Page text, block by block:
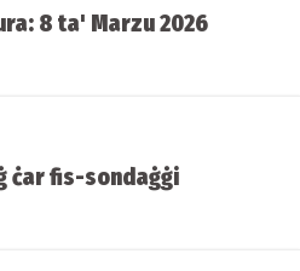
8 ta' Marzu 2026
ċar fis-sondaġġi